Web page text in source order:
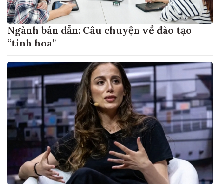
Ngành bán dẫn: Câu chuyện về đào tạo
“tinh hoa”